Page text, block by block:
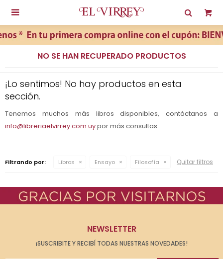

NO SE HAN RECUPERADO PRODUCTOS
¡Lo sentimos! No hay productos en esta
sección.
Tenemos muchos más libros disponibles, contáctanos a
info@libreriaelvirrey.com.uypor más consultas.
Filtrando por: Libros Ensayo Filosofía Quitar filtros
NEWSLETTER
¡SUSCRIBITE Y RECIBÍ TODAS NUESTRAS NOVEDADES!